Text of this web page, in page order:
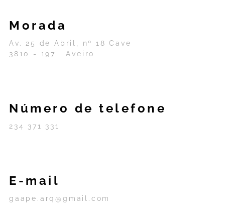
Morada
Av. 25 de Abril, nº 18 Cave
3810 - 197 Aveiro
Número de telefone
234 371 331
E-mail
gaape.arq@gmail.com